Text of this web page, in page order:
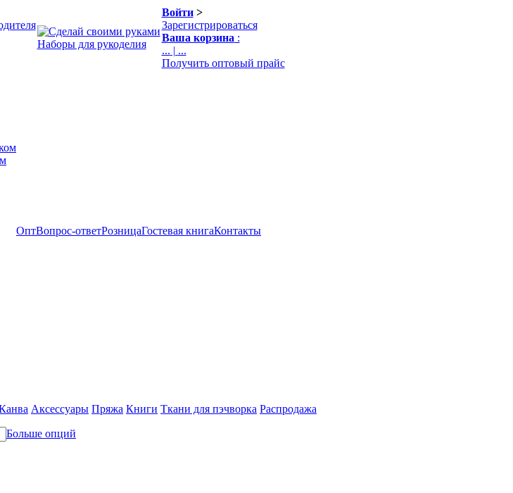
Наборы для рукоделия
Войти>
Зарегистрироваться
Ваша корзина :
... | ...
Получить оптовый прайс
ОптВопрос-ответРозницаГостевая книгаКонтакты
Аксессуары Пряжа Книги Ткани для пэчворка Распродажа
Больше опций